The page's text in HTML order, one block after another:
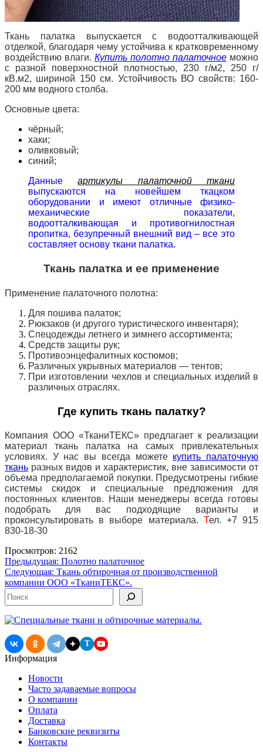
Ткань палатка выпускается с водоотталкивающей
отделкой, благодаря чему устойчива к кратковременному
воздействию влаги. Купить полотно палаточное можно
с разной поверхностной плотностью, 230 г/м2, 250 г/
кВ.м2, шириной 150 см. Устойчивость ВО свойств: 160-
200 мм водного столба.
Основные цвета:
чёрный;
хаки;
оливковый;
синий;
Данныеартикулы палаточной ткани
выпускаются на новейшем ткацком
оборудовании и имеют отличные физико-
механические показатели,
водоотталкивающая и противогнилостная
пропитка, безупречный внешний вид – все это
составляет основу ткани палатка.
Ткань палатка и ее применение
Применение палаточного полотна:
Для пошива палаток;
Рюкзаков (и другого туристического инвентаря);
Спецодежды летнего и зимнего ассортимента;
Средств защиты рук;
Противоэнцефалитных костюмов;
Различных укрывных материалов — тентов;
При изготовлении чехлов и специальных изделий в
различных отраслях.
Где купить ткань палатку?
Компания ООО «ТканиТЕКС» предлагает к реализации
материал ткань палатка на самых привлекательных
условиях. У нас вы всегда можете купить палаточную
ткань разных видов и характеристик, вне зависимости от
объема предполагаемой покупки. Предусмотрены гибкие
системы скидок и специальные предложения для
постоянных клиентов. Наши менеджеры всегда готовы
подобрать для вас подходящие варианты и
проконсультировать в выборе материала. Тел. +7 915
830-18-30
Просмотров: 2162
Навигация
по
записям
Предыдущая: Полотно палаточное
Следующая: Ткань обтирочная от производственной
компании ООО «ТканиТЕКС».
Поиск
T
Информация
Новости
Часто задаваемые вопросы
О компании
Оплата
Доставка
Банковские реквизиты
Контакты